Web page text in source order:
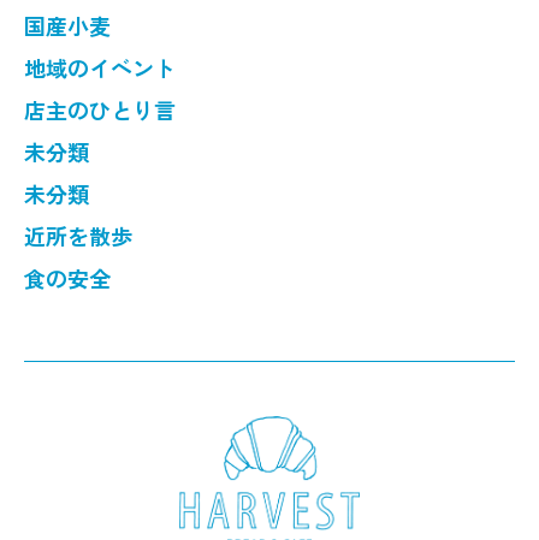
国産小麦
地域のイベント
店主のひとり言
未分類
未分類
近所を散歩
食の安全